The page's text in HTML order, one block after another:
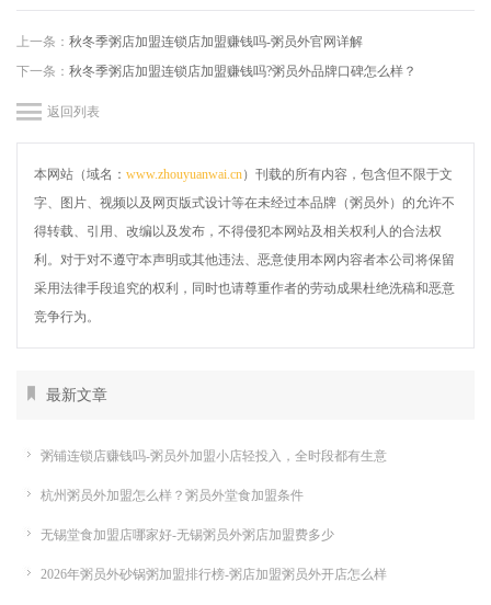
上一条： 秋冬季粥店加盟连锁店加盟赚钱吗-粥员外官网详解
下一条： 秋冬季粥店加盟连锁店加盟赚钱吗?粥员外品牌口碑怎么样？
返回列表
本网站（域名： www.zhouyuanwai.cn）刊载的所有内容，包含但不限于文
字、图片、视频以及网页版式设计等在未经过本品牌（粥员外）的允许不
得转载、引用、改编以及发布，不得侵犯本网站及相关权利人的合法权
利。对于对不遵守本声明或其他违法、恶意使用本网内容者本公司将保留
采用法律手段追究的权利，同时也请尊重作者的劳动成果杜绝洗稿和恶意
竞争行为。
最新文章
粥铺连锁店赚钱吗-粥员外加盟小店轻投入，全时段都有生意
杭州粥员外加盟怎么样？粥员外堂食加盟条件
无锡堂食加盟店哪家好-无锡粥员外粥店加盟费多少
2026年粥员外砂锅粥加盟排行榜-粥店加盟粥员外开店怎么样